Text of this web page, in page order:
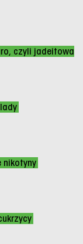
czyli jadeitowa
nikotyny